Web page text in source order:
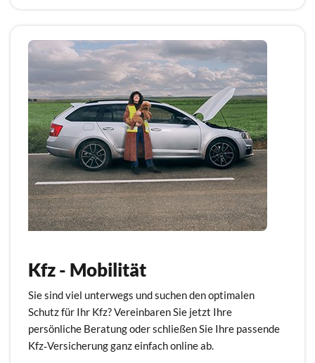
Kfz - Mobilität
Sie sind viel unterwegs und suchen den optimalen
Schutz für Ihr Kfz? Vereinbaren Sie jetzt Ihre
persönliche Beratung oder schließen Sie Ihre passende
Kfz‑Versicherung ganz einfach online ab.